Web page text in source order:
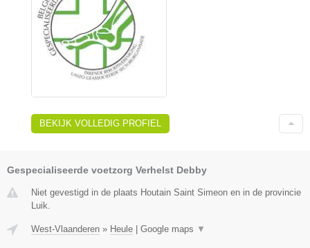
BEKIJK VOLLEDIG PROFIEL
Gespecialiseerde voetzorg Verhelst Debby
Niet gevestigd in de plaats Houtain Saint Simeon en in de provincie
Luik.
West-Vlaanderen » Heule Google maps ▼